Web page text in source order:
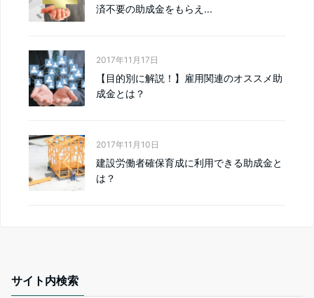
済不要の助成金をもらえ...
2017年11月17日
【目的別に解説！】雇用関連のオススメ助
成金とは？
2017年11月10日
建設労働者確保育成に利用できる助成金と
は？
サイト内検索